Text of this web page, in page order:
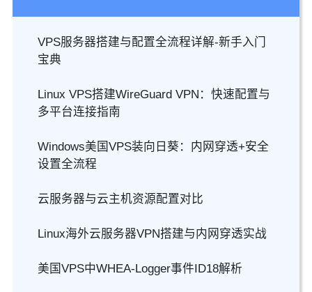
VPS服务器搭建与配置全流程详解-新手入门
宝典
Linux VPS搭建WireGuard VPN：快速配置与
多平台连接指南
Windows美国VPS装向日葵：内网穿透+安全
设置全流程
云服务器与云主机资源配置对比
Linux海外云服务器VPN搭建与内网穿透实战
美国VPS中WHEA-Logger事件ID18解析